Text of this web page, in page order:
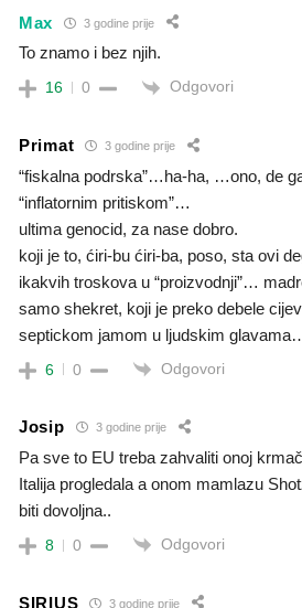
Max 3 godine prije
To znamo i bez njih.
16 0 Odgovori
Primat 3 godine prije
“fiskalna podrska”…ha-ha, …ono, de
“inflatornim pritiskom”…
ultima genocid, za nase dobro.
koji je to, ćiri-bu ćiri-ba, poso, sta ovi
ikakvih troskova u “proizvodnji”…
samo shekret, koji je preko debele
septickom jamom u ljudskim
6 0 Odgovori
Josip 3 godine prije
Pa sve to EU treba zahvaliti onoj
Italija progledala a onom mamlazu
biti dovoljna..
8 0 Odgovori
SIRIUS 3 godine prije